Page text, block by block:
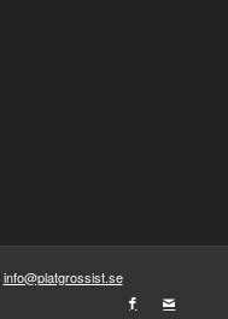
info@platgrossist.se